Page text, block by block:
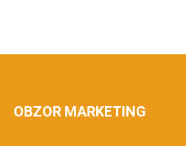
OBZOR MARKETING